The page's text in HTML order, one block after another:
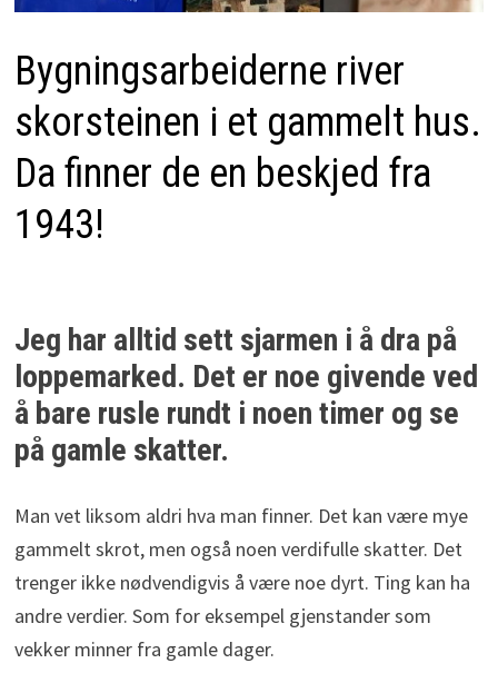
Bygningsarbeiderne river
skorsteinen i et gammelt hus.
Da finner de en beskjed fra
1943!
Jeg har alltid sett sjarmen i å dra på
loppemarked. Det er noe givende ved
å bare rusle rundt i noen timer og se
på gamle skatter.
Man vet liksom aldri hva man finner. Det kan være mye
gammelt skrot, men også noen verdifulle skatter. Det
trenger ikke nødvendigvis å være noe dyrt. Ting kan ha
andre verdier. Som for eksempel gjenstander som
vekker minner fra gamle dager.